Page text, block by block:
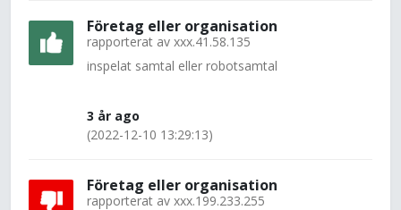
Företag eller organisation
rapporterat av xxx.41.58.135
inspelat samtal eller robotsamtal
3 år ago
(2022-12-10 13:29:13)
Företag eller organisation
rapporterat av xxx.199.233.255